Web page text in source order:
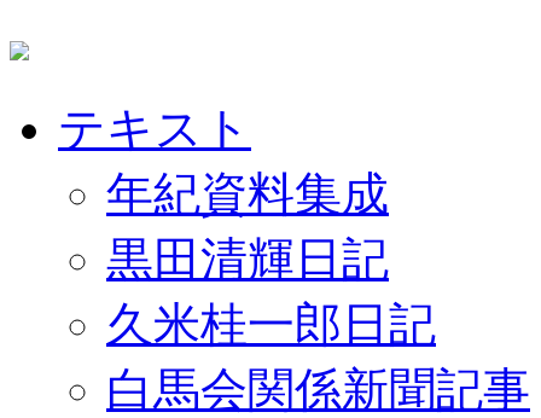
テキスト
年紀資料集成
黒田清輝日記
久米桂一郎日記
白馬会関係新聞記事